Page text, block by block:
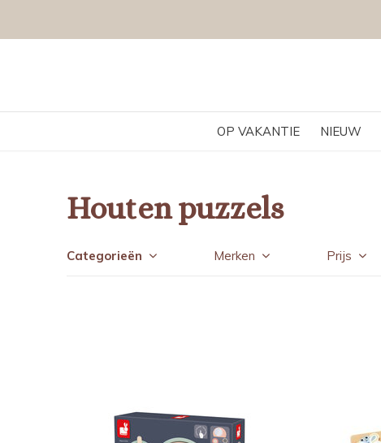
OP VAKANTIE NIEUW
Houten puzzels
Categorieën Merken Prijs